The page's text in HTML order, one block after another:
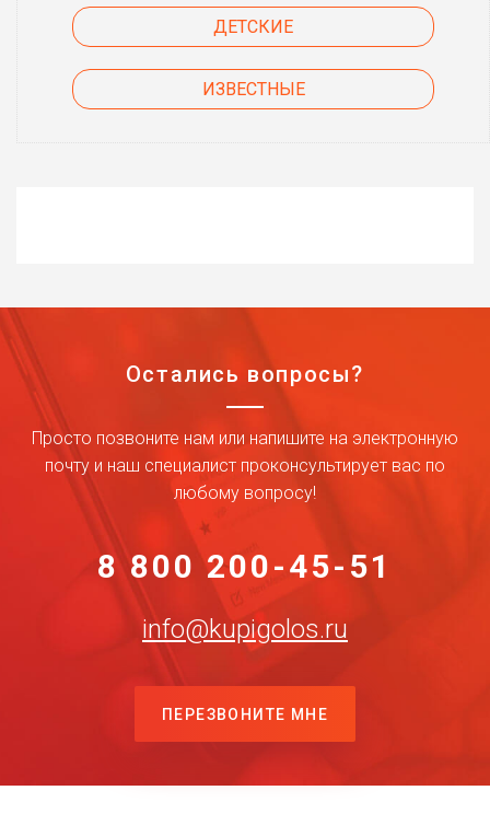
ДЕТСКИЕ
ИЗВЕСТНЫЕ
Остались вопросы?
Просто позвоните нам или напишите на электронную
почту и наш специалист проконсультирует вас по
любому вопросу!
8 800 200-45-51
info@kupigolos.ru
ПЕРЕЗВОНИТЕ МНЕ